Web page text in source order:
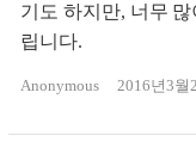
기도 하지만, 너무
립니다.
Anonymous 2016년3월